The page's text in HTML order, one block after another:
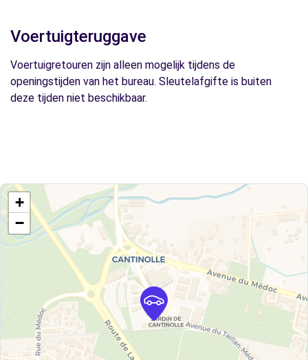
Voertuigteruggave
Voertuigretouren zijn alleen mogelijk tijdens de
openingstijden van het bureau. Sleutelafgifte is buiten
deze tijden niet beschikbaar.
+
−